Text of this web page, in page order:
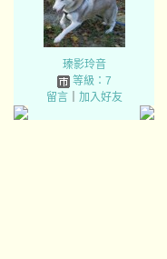
瑧影玲音
等級：7
留言｜ 加入好友